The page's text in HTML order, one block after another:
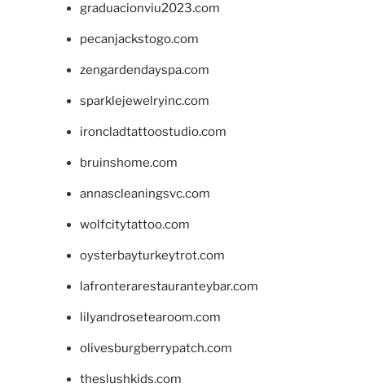
graduacionviu2023.com
pecanjackstogo.com
zengardendayspa.com
sparklejewelryinc.com
ironcladtattoostudio.com
bruinshome.com
annascleaningsvc.com
wolfcitytattoo.com
oysterbayturkeytrot.com
lafronterarestauranteybar.com
lilyandrosetearoom.com
olivesburgberrypatch.com
theslushkids.com